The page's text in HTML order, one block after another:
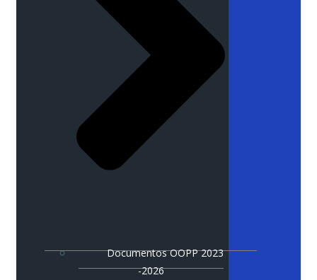
Documentos OOPP 2023
-2026